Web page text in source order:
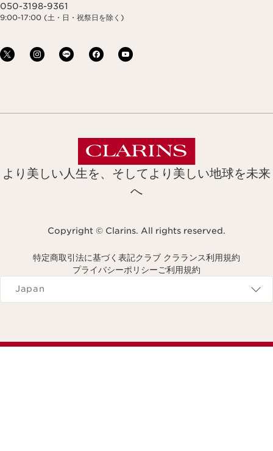
050-3198-9361
9:00-17:00 (土・日・祝祭日を除く)
より美しい人生を、そしてより美しい地球を未来
へ
Copyright © Clarins. All rights reserved.
特定商取引法に基づく表記クラブ クラランス利用規約
プライバシーポリシーご利用規約
Navigates to
Japan